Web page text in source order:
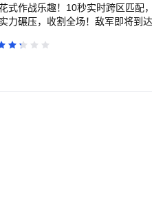
式作战乐趣！10秒实时跨区匹配
碾压，收割全场！敌军即将到